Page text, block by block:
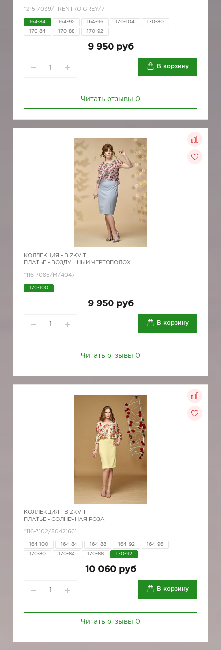
*215-7039/TRENTRO GREY/7
164-84 164-92 164-96 170-104 170-80
170-84 170-88 170-92
9 950 руб
В корзину
Читать отзывы 0
КОЛЛЕКЦИЯ - BIZKVIT
ПЛАТЬЕ - ВОЗДУШНЫЙ ЧЕРТОПОЛОХ
*116-7085/М/4047
170-100
9 950 руб
В корзину
Читать отзывы 0
КОЛЛЕКЦИЯ - BIZKVIT
ПЛАТЬЕ - СОЛНЕЧНАЯ РОЗА
*116-7102/80421601
164-100 164-84 164-88 164-92 164-96
170-80 170-84 170-88 170-92
10 060 руб
В корзину
Читать отзывы 0